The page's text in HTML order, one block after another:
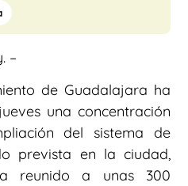
–
de Guadalajara ha
una concentración
del sistema de
prevista en la ciudad,
reunido a unas 300